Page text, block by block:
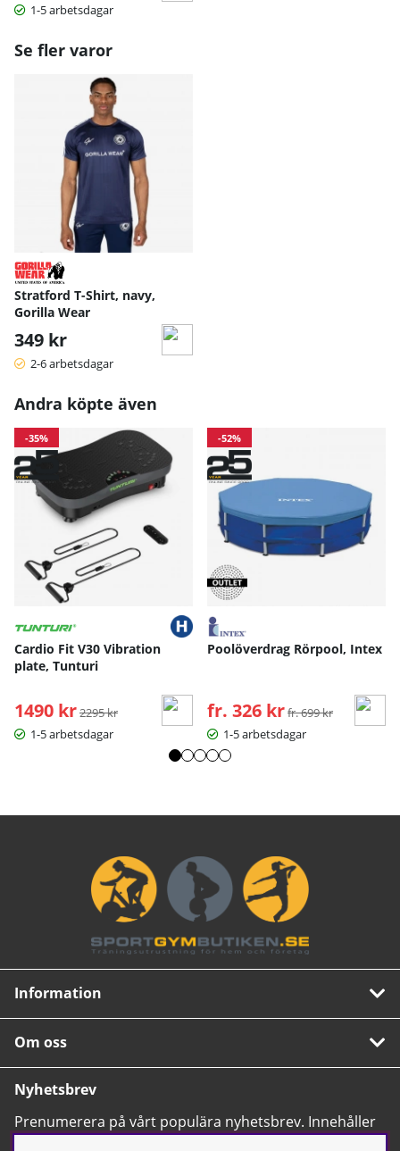
1-5 arbetsdagar
Se fler varor
Stratford T-Shirt, navy,
Gorilla Wear
349 kr
2-6 arbetsdagar
Andra köpte även
-35%
Cardio Fit V30 Vibration
plate, Tunturi
1490 kr Ordinarie pris:
2295 kr
1-5 arbetsdagar
-52%
Poolöverdrag Rörpool, Intex
fr. 326 kr Ordinarie pris:
fr. 699 kr
1-5 arbetsdagar
Information
Om oss
Nyhetsbrev
Prenumerera på vårt populära nyhetsbrev. Innehåller
tips, nyheter och våra allra bästa erbjudanden.